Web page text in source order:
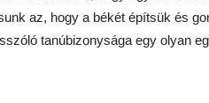
az, hogy a békét építsük és
tanúbizonysága egy olyan